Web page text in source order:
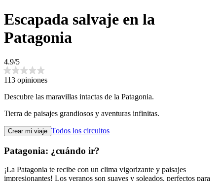
Escapada salvaje en la
Patagonia
4.9/5
113 opiniones
Descubre las maravillas intactas de la Patagonia.
Tierra de paisajes grandiosos y aventuras infinitas.
Crear mi viaje Todos los circuitos
Patagonia: ¿cuándo ir?
¡La Patagonia te recibe con un clima vigorizante y paisajes
impresionantes! Los veranos son suaves y soleados, perfectos para